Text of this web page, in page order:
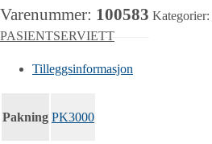
Varenummer: 100583 Kategorier:
PASIENTSERVIETT
Tilleggsinformasjon
Pakning PK3000